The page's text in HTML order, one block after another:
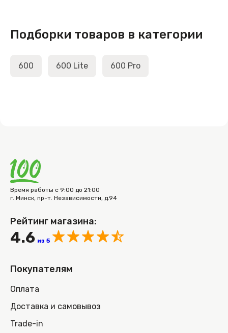
Подборки товаров в категории
600 600 Lite 600 Pro
Время работы с 9:00 до 21:00
г. Минск, пр-т. Независимости, д.94
Рейтинг магазина:
4.6 из 5
Покупателям
Оплата
Доставка и самовывоз
Trade-in